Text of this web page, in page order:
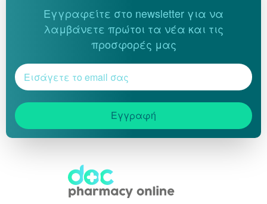
Εγγραφείτε στο newsletter για να
λαμβάνετε πρώτοι τα νέα και τις
προσφορές μας
Εγγραφή